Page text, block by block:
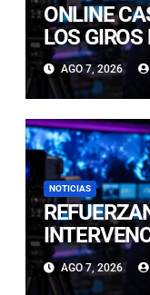
ONLINE
LOS GIROS
AGO 7, 2026
NOTICIAS
CON
CALDERA
AGO 7, 2026